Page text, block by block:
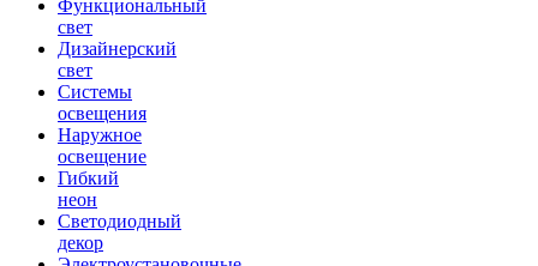
Функциональный
свет
Дизайнерский
свет
Системы
освещения
Наружное
освещение
Гибкий
неон
Светодиодный
декор